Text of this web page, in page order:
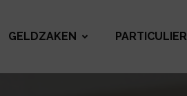
GELDZAKEN PARTICULIER